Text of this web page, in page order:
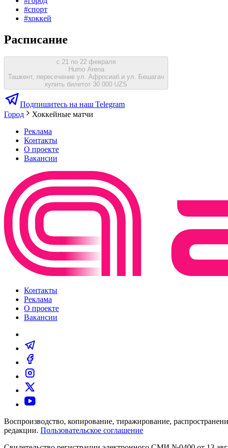
#спорт
#хоккей
Расписание
с 21 по 22 февраля
Humo Arena
Ташкент, пересечение ул. Афросиаб и ул. Бешагач
купить билетот 30 000 UZS
Подпишитесь на наш Telegram
Город
Хоккейные матчи
Реклама
Контакты
О проекте
Вакансии
Контакты
Реклама
О проекте
Вакансии
Воспроизводство, копирование, тиражирование,
редакции. Пользовательское соглашение